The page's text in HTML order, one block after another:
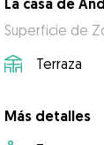
La casa de
Superficie de
Terraza
Más detalles